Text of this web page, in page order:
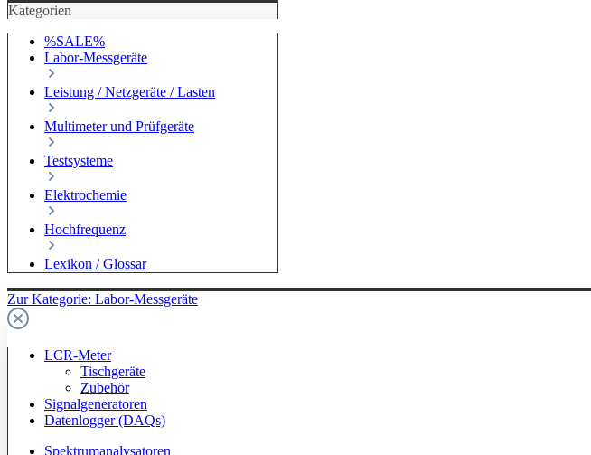
Kategorien
%SALE%
Labor-Messgeräte
Leistung / Netzgeräte / Lasten
Multimeter und Prüfgeräte
Testsysteme
Elektrochemie
Hochfrequenz
Lexikon / Glossar
Zur Kategorie: Labor-Messgeräte
LCR-Meter
Tischgeräte
Zubehör
Signalgeneratoren
Datenlogger (DAQs)
Spektrumanalysatoren